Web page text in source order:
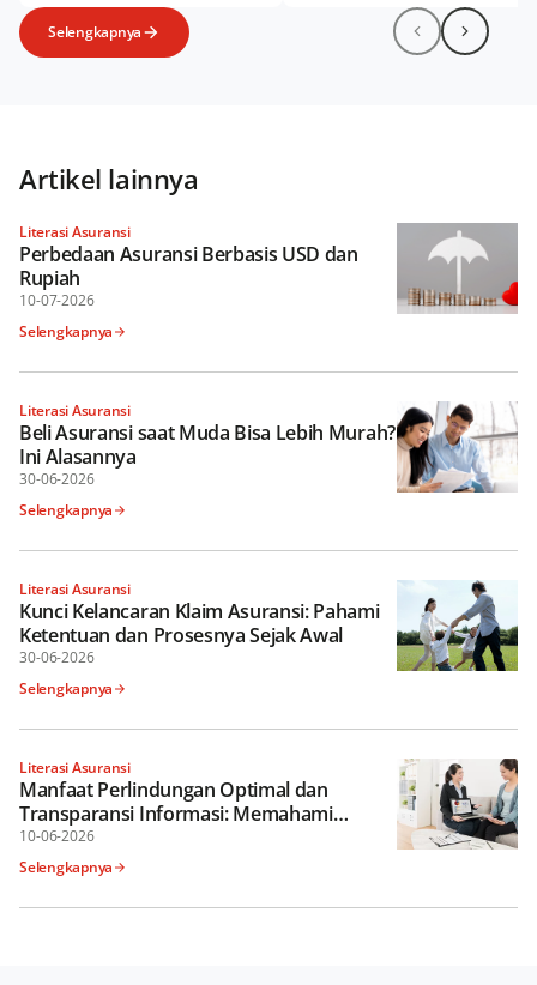
Selengkapnya
Artikel lainnya
Literasi Asuransi
Perbedaan Asuransi Berbasis USD dan
Rupiah
10-07-2026
Selengkapnya
Literasi Asuransi
Beli Asuransi saat Muda Bisa Lebih Murah?
Ini Alasannya
30-06-2026
Selengkapnya
Literasi Asuransi
Kunci Kelancaran Klaim Asuransi: Pahami
Ketentuan dan Prosesnya Sejak Awal
30-06-2026
Selengkapnya
Literasi Asuransi
Manfaat Perlindungan Optimal dan
Transparansi Informasi: Memahami
Penyesuaian Pada Dokumen Asuransi Jiwa
10-06-2026
Selengkapnya